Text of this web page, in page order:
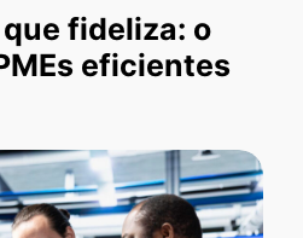
fideliza: o
eficientes